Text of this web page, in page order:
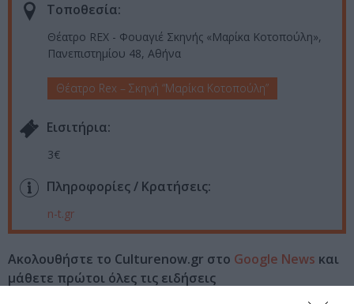
Τοποθεσία:
Θέατρο REX - Φουαγιέ Σκηνής «Μαρίκα Κοτοπούλη»,
Πανεπιστημίου 48, Αθήνα
Θέατρο Rex – Σκηνή “Μαρίκα Κοτοπούλη”
Eισιτήρια:
3€
Πληροφορίες / Κρατήσεις:
n-t.gr
Ακολουθήστε το Culturenow.gr στο Google News και
μάθετε πρώτοι όλες τις ειδήσεις